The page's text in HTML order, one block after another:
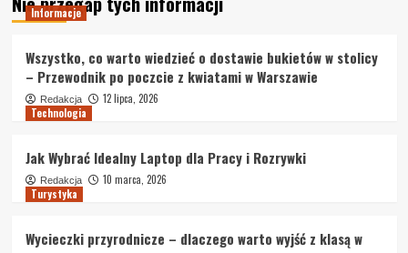
Informacje
Wszystko, co warto wiedzieć o dostawie bukietów w stolicy
– Przewodnik po poczcie z kwiatami w Warszawie
Redakcja
12 lipca, 2026
Technologia
Jak Wybrać Idealny Laptop dla Pracy i Rozrywki
Redakcja
10 marca, 2026
Turystyka
Wycieczki przyrodnicze – dlaczego warto wyjść z klasą w